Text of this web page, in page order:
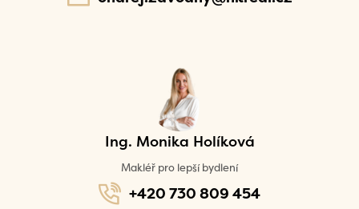
Ing. Monika Holíková
Makléř pro lepší bydlení
+420 730 809 454